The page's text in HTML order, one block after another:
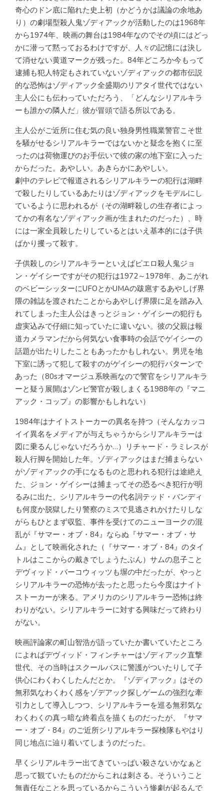
奇心のドン底に陥れた史上初（かどうかは議論の余地あ
り）の劇場型殺人鬼ゾディアックが活動したのは1968年
から1974年、映画の舞台は1984年なのでその頃にはどっ
かに潜って黙っておるわけですが、人々の記憶には決し
て消せない黄道マークが残った。84年どころか今もって
逮捕も犯人特定もされていないゾディアックの都市伝説
的な恐怖はゾディアック全盛期のリアタイ世代ではない
主人公にも伝わっていただろう、「どんなシリアルキラ
ーも誰かの隣人だ」彼が冒頭で語る所以である。
主人公がご近所に住む気の良い独身男性職業警官こそ世
を騒がせるシリアルキラーではないかと疑念を抱くに至
ったのは荷物運びのお手伝いで彼の家の地下室に入った
からだった。あやしい。あきらかにあやしい。
劇中のテレビで報道されるシリアルキラーの犯行は湖畔
で殺したりしているあたりはゾディアックをモデルにし
ているように思われるが（その湖畔殺しの生存者によっ
てかの有名なゾディアック画が生まれたのだった）、時
には一家全員殺したりしているとはいえ基本的には子供
ばかり攫って殺す。
子供殺しのシリアルキラーといえばピエロ殺人鬼ジョ
ン・ゲイシーですがその犯行は1972～1978年、あこがれ
のベビーシッターにUFOとかUMAの跋扈するあやしげ界
隈の雑誌を渡されたことからあやしげ界隈に足を踏み入
れてしまった主人公はきっとジョン・ゲイシーの犯行も
虚実込みで仔細に知っていたに違いない。彼の父親は報
道カメラマンだから何気ない食事時の会話でゲイシーの
話題が出たりしたこともあったかもしれない。男児を地
下室に誘って犯して殺すのがゲイシーの犯行パターンで
あった（80sオマージュ系映画なので警官をシリアルキラ
ーと疑う展開はゾンビ警官が殺しまくる1988年の『マニ
アック・コップ』の影響かもしれない）
1984年はナイトストーカーの異名を持つ（そんなカッコ
イイ異名をメディアが与えちゃうからシリアルキラーは
図に乗るんじゃないだろうか…）リチャード・ラミレスが
殺人行脚を開始した年。ゾディアックはまだ捕まらない
がゾディアックの手になるものと思われる犯行は途絶え
た、ジョン・ゲイシーは捕まってその恐るべき犯行が明
るみに出た、シリアルキラーの代名詞テッド・バンディ
も何度か脱獄したり警察のミスで見逃されかけたりしな
がらもひとまず収監、事件を受けてのニューヨークの混
乱が『サマー・オブ・84』ならぬ『サマー・オブ・サ
ム』として映画化された（『サマー・オブ・84』のタイ
トルはここからの戴きでしょうたぶん）サムの息子こと
デヴィッド・バーコウィッツも塀の中だったが、やっと
シリアルキラーの恐怖が去ったと思ったら今度はナイト
ストーカーが来る。アメリカのシリアルキラー恐怖は終
わりがない。シリアルキラーに対する興味だって終わり
がない。
映画評論家の町山智浩が語っていたか書いていたところ
によればデヴィッド・フィンチャーはゾディアック直撃
世代、その当時はスクールバスに警護がついたりして子
供心にわくわくしたんだとか。『ゾディアック』はその
無邪気なわくわく感をゾデアック探しゲームの強烈な牽
引力として導入しつつ、シリアルキラーを巡る無邪気な
わくわくの真っ暗な終着点を描くものだったが、『サマ
ー・オブ・84』のご近所シリアルキラー探検隊もやはり
同じ地点に辿り着いてしまうのだった。
早くシリアルキラー出てきていっぱい殺さないかなぁと
思って観ていたものだからこれは刺さる。そういうこと
無責任なことを思っているからこういう惨劇が起るんで